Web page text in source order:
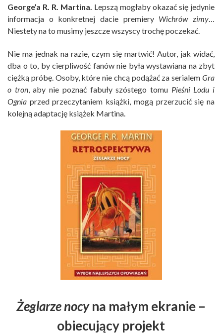
George’a R. R. Martina. Lepszą mogłaby okazać się jedynie
informacja o konkretnej dacie premiery Wichrów zimy…
Niestety na to musimy jeszcze wszyscy trochę poczekać.
Nie ma jednak na razie, czym się martwić! Autor, jak widać,
dba o to, by cierpliwość fanów nie była wystawiana na zbyt
ciężką próbę. Osoby, które nie chcą podążać za serialem Gra
o tron, aby nie poznać fabuły szóstego tomu Pieśni Lodu i
Ognia przed przeczytaniem książki, mogą przerzucić się na
kolejną adaptację książek Martina.
Żeglarze nocyna małym ekranie –
obiecujący projekt